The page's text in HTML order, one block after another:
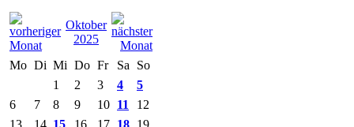
Oktober
2025
Mo Di Mi Do Fr Sa
So
1
2 3 4
5
6
7 8 9 10 11
12
13
14 15 16 17 18 19